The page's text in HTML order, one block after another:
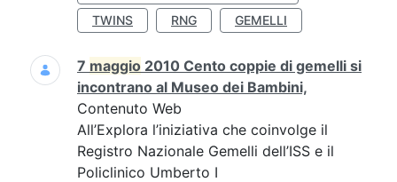
TWINS
RNG GEMELLI
7 maggio 2010 Cento coppie di gemelli si
incontrano al Museo dei Bambini,
Contenuto Web
All’Explora l’iniziativa che coinvolge il
Registro Nazionale Gemelli dell’ISS e il
Policlinico Umberto I